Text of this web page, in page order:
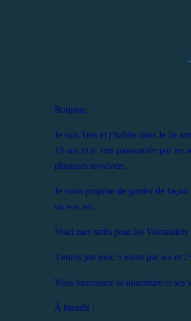
Bonjour,
Je suis Tess et j’habite dans le 5e
19 ans et je suis passionnée par les
plusieurs revolvers.
Je vous propose de garder de
ou vos we.
Voici mes tarifs pour les Volontaires
2 euros par jour, 5 euros par we et
Vous fournissez sa nourriture et ses
À bientôt !